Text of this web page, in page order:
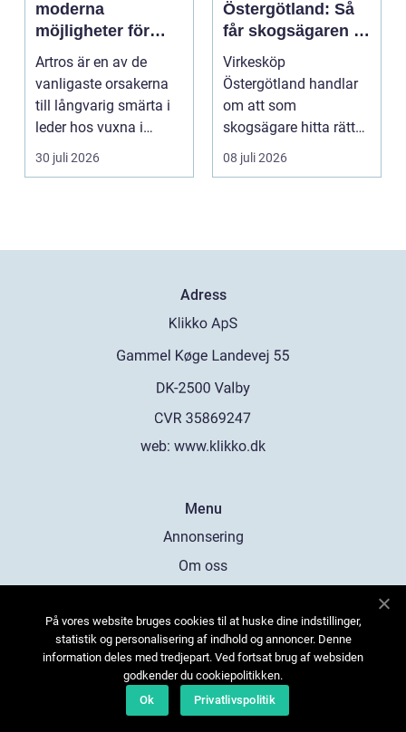
moderna
möjligheter för
mindre smärta och
mer rörelse
Artros är en av de
vanligaste orsakerna
till långvarig smärta i
leder hos vuxna i
Sverige. Många i S...
30 juli 2026
Östergötland: Så
får skogsägaren ut
mer av sin skog
Virkesköp
Östergötland handlar
om att som
skogsägare hitta rätt
köpare...
08 juli 2026
Adress
web: www.klikko.dk
Menu
Annonsering
Om oss
Kontakta oss
Sitemap
På vores website bruges cookies til at huske dine indstillinger,
statistik og personalisering af indhold og annoncer. Denne
information deles med tredjepart. Ved fortsat brug af websiden
godkender du cookiepolitikken.
Ok
Privatlivspolitik